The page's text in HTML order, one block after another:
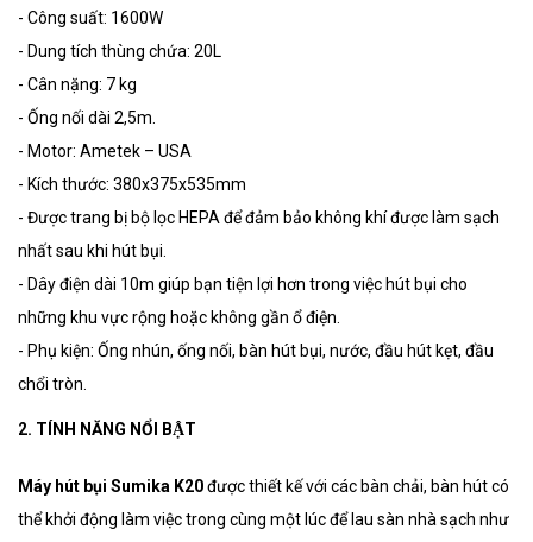
- Công suất: 1600W
- Dung tích thùng chứa: 20L
- Cân nặng: 7 kg
- Ống nối dài 2,5m.
- Motor: Ametek – USA
- Kích thước: 380x375x535mm
- Được trang bị bộ lọc HEPA để đảm bảo không khí được làm sạch
nhất sau khi hút bụi.
- Dây điện dài 10m giúp bạn tiện lợi hơn trong việc hút bụi cho
những khu vực rộng hoặc không gần ổ điện.
- Phụ kiện: Ống nhún, ống nối, bàn hút bụi, nước, đầu hút kẹt, đầu
chổi tròn.
2. TÍNH NĂNG NỔI BẬT
Máy hút bụi Sumika K20được thiết kế với các bàn chải, bàn hút có
thể khởi động làm việc trong cùng một lúc để lau sàn nhà sạch như